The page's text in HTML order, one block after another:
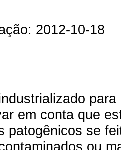
2012-10-18
em conta que
patogênicos se
ou